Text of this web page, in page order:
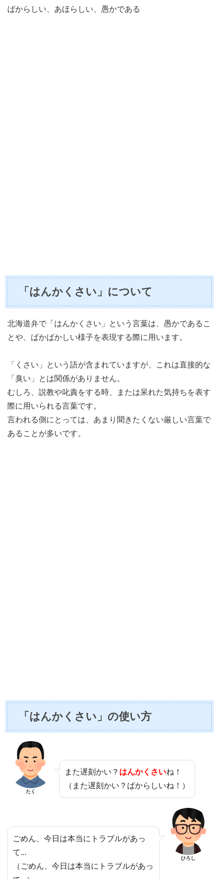
ばからしい、あほらしい、愚かである
「はんかくさい」について
北海道弁で「はんかくさい」という言葉は、愚かであるこ
とや、ばかばかしい様子を表現する際に用います。
「くさい」という語が含まれていますが、これは直接的な
「臭い」とは関係がありません。
むしろ、説教や叱責をする時、または呆れた気持ちを表す
際に用いられる言葉です。
言われる側にとっては、あまり聞きたくない厳しい言葉で
あることが多いです。
「はんかくさい」の使い方
たく
また遅刻かい？ はんかくさいね！
（また遅刻かい？ばからしいね！）
ごめん、今日は本当にトラブルがあっ
て...
（ごめん、今日は本当にトラブルがあっ
ひろし